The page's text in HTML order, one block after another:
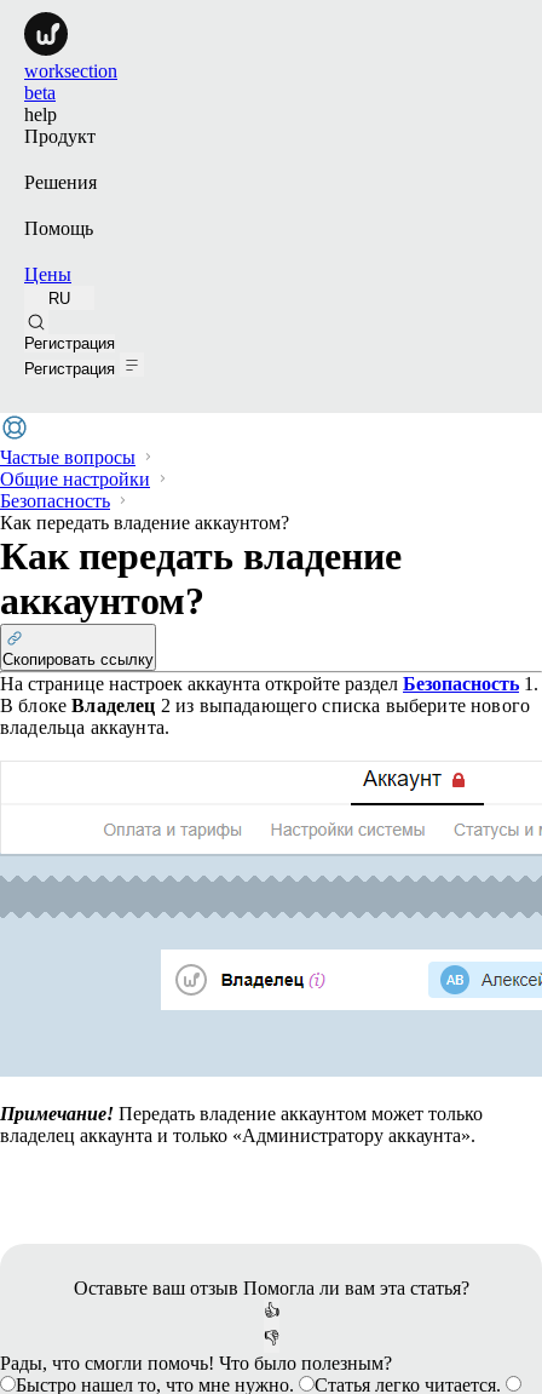
worksection
beta
help
Продукт
Решения
Помощь
Цены
RU
Регистрация
Регистрация
Частые вопросы
Общие настройки
Безопасность
Как передать владение аккаунтом?
Как передать владение
аккаунтом?
Скопировать ссылку
На странице настроек аккаунта откройте раздел Безопасность 1 .
В блокеВладелец 2 из выпадающего списка выберите нового
владельца аккаунта.
Примечание! Передать владение аккаунтом может только
владелец аккаунта и только «Администратору аккаунта».
Оставьте ваш отзыв Помогла ли вам эта статья?
👍
👎
Рады, что смогли помочь! Что было полезным?
Быстро нашел то, что мне нужно.
Статья легко читается.